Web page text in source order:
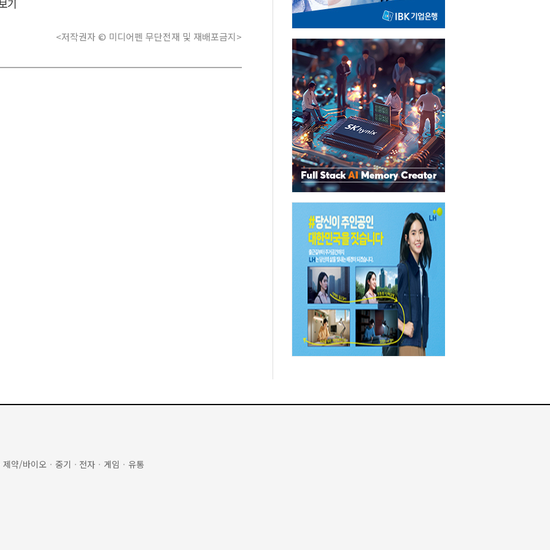
기
<저작권자 © 미디어펜 무단전재 및 재배포금지>
제약/바이오 · 중기 · 전자 · 게임 · 유통